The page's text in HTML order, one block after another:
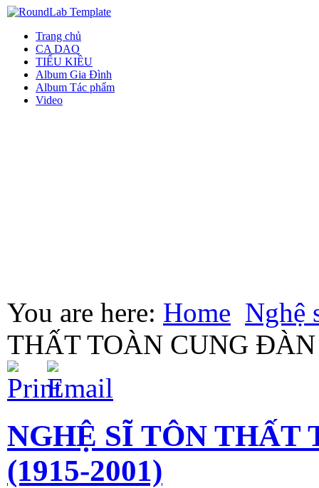
Trang chủ
CA DAO
TIỂU KIỀU
Album Gia Đình
Album Tác phẩm
Video
You are here: Home Nghệ
THẤT TOÀN CUNG
NGHỆ SĨ TÔN THẤT
(1915-2001)